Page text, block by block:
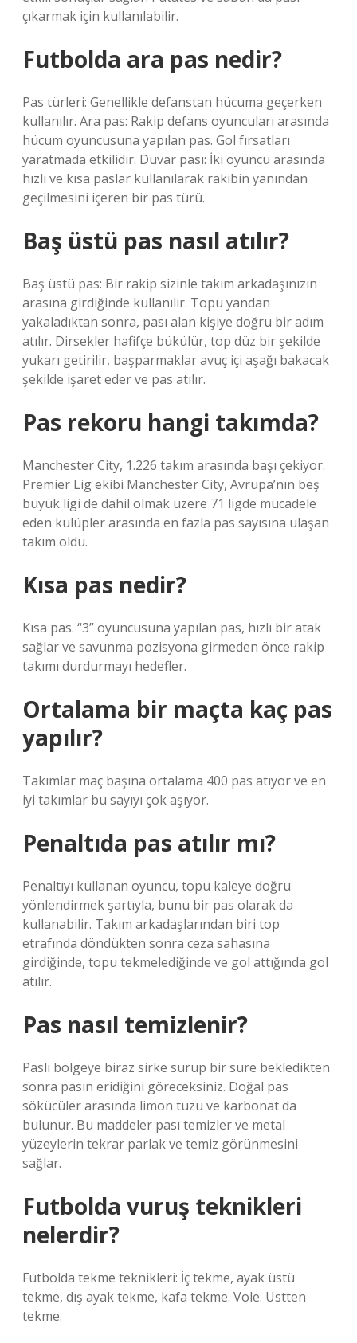
çıkarmak için kullanılabilir.
Futbolda ara pas nedir?
Pas türleri: Genellikle defanstan hücuma geçerken
kullanılır. Ara pas: Rakip defans oyuncuları arasında
hücum oyuncusuna yapılan pas. Gol fırsatları
yaratmada etkilidir. Duvar pası: İki oyuncu arasında
hızlı ve kısa paslar kullanılarak rakibin yanından
geçilmesini içeren bir pas türü.
Baş üstü pas nasıl atılır?
Baş üstü pas: Bir rakip sizinle takım arkadaşınızın
arasına girdiğinde kullanılır. Topu yandan
yakaladıktan sonra, pası alan kişiye doğru bir adım
atılır. Dirsekler hafifçe bükülür, top düz bir şekilde
yukarı getirilir, başparmaklar avuç içi aşağı bakacak
şekilde işaret eder ve pas atılır.
Pas rekoru hangi takımda?
Manchester City, 1.226 takım arasında başı çekiyor.
Premier Lig ekibi Manchester City, Avrupa’nın beş
büyük ligi de dahil olmak üzere 71 ligde mücadele
eden kulüpler arasında en fazla pas sayısına ulaşan
takım oldu.
Kısa pas nedir?
Kısa pas. “3” oyuncusuna yapılan pas, hızlı bir atak
sağlar ve savunma pozisyona girmeden önce rakip
takımı durdurmayı hedefler.
Ortalama bir maçta kaç pas
yapılır?
Takımlar maç başına ortalama 400 pas atıyor ve en
iyi takımlar bu sayıyı çok aşıyor.
Penaltıda pas atılır mı?
Penaltıyı kullanan oyuncu, topu kaleye doğru
yönlendirmek şartıyla, bunu bir pas olarak da
kullanabilir. Takım arkadaşlarından biri top
etrafında döndükten sonra ceza sahasına
girdiğinde, topu tekmelediğinde ve gol attığında gol
atılır.
Pas nasıl temizlenir?
Paslı bölgeye biraz sirke sürüp bir süre bekledikten
sonra pasın eridiğini göreceksiniz. Doğal pas
sökücüler arasında limon tuzu ve karbonat da
bulunur. Bu maddeler pası temizler ve metal
yüzeylerin tekrar parlak ve temiz görünmesini
sağlar.
Futbolda vuruş teknikleri
nelerdir?
Futbolda tekme teknikleri: İç tekme, ayak üstü
tekme, dış ayak tekme, kafa tekme. Vole. Üstten
tekme.